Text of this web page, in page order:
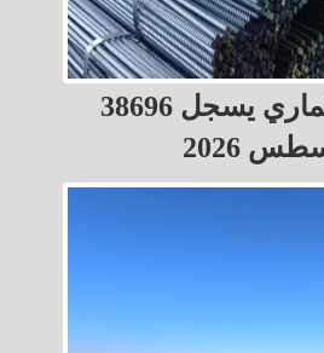
سعر الحديد الاستثماري يسجل 38696